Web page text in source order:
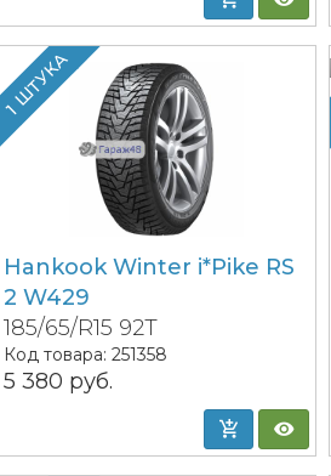
1 ШТУКА
Hankook Winter i*Pike RS
2 W429
185/65/R15 92T
Код товара:251358
5 380 руб.